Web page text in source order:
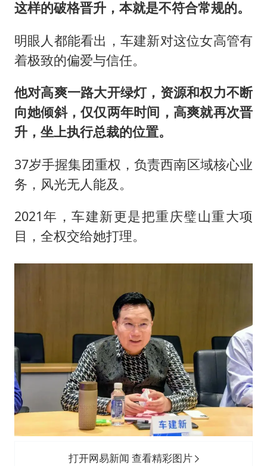
这样的破格晋升，本就是不符合常规的。
明眼人都能看出，车建新对这位女高管有
着极致的偏爱与信任。
他对高爽一路大开绿灯，资源和权力不断
向她倾斜，仅仅两年时间，高爽就再次晋
升，坐上执行总裁的位置。
37岁手握集团重权，负责西南区域核心业
务，风光无人能及。
2021年，车建新更是把重庆璧山重大项
目，全权交给她打理。
打开网易新闻 查看精彩图片